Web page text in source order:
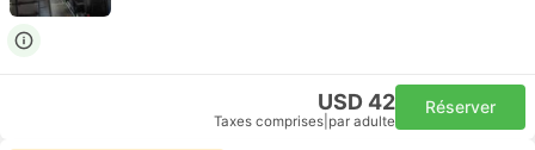
USD 42
Taxes comprises par adulte
Réserver